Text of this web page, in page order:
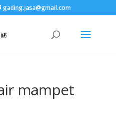
gading.jasa@gmail.com
mampet